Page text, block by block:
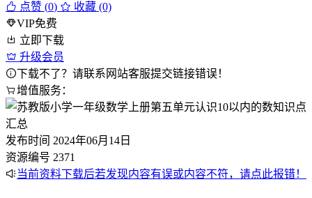
点赞 (0)
收藏 (0)
VIP免费
立即下载
升级会员
下载不了？请联系网站客服提交链接错误！
增值服务：
发布时间 2024年06月14日
资源编号 2371
当前资料下载后若发现内容有误或内容不符，请点此报错！